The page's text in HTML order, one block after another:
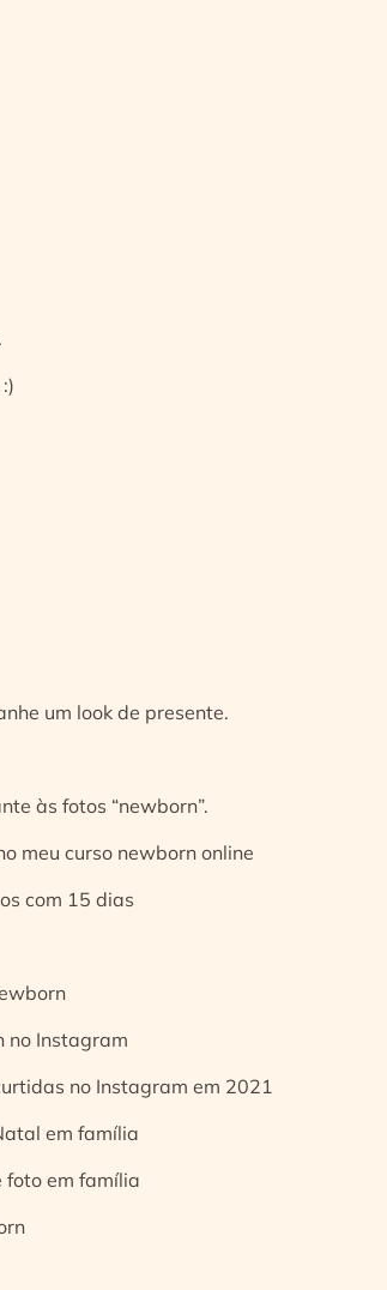
um look de presente.
às fotos “newborn”.
meu curso newborn online
com 15 dias
no Instagram
no Instagram em 2021
em família
foto em família